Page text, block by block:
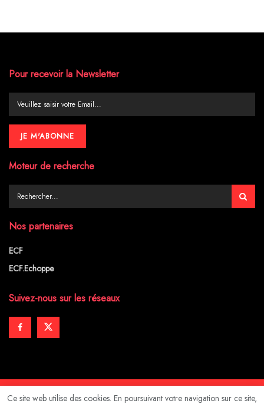
Pour recevoir la Newsletter
Moteur de recherche
Nos partenaires
ECF
ECF.Echoppe
Suivez-nous sur les réseaux
Mentions légales
Ce site web utilise des cookies. En poursuivant votre navigation sur ce site,